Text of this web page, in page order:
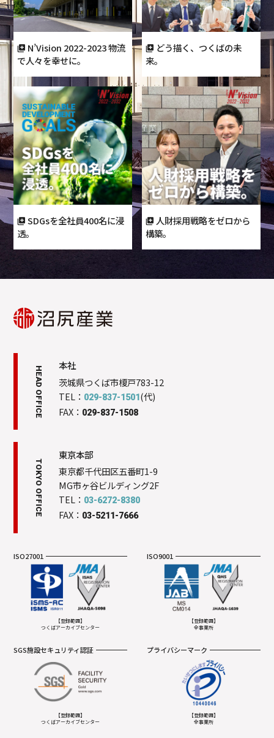
N’Vision 2022-2023 物流
で人々を幸せに。
どう描く、つくばの未
来。
SDGsを全社員400名に浸
透。
人財採用戦略をゼロから
構築。
HEAD OFFICE
本社
茨城県つくば市榎戸783-12
TEL： 029-837-1501(代)
FAX： 029-837-1508
TOKYO OFFICE
東京本部
東京都千代田区五番町1-9
MG市ヶ谷ビルディング2F
TEL： 03-6272-8380
FAX： 03-5211-7666
ISO27001
【登録範囲】
つくばアーカイブセンター
ISO9001
【登録範囲】
全事業所
SGS施設セキュリティ認証
【登録範囲】
つくばアーカイブセンター
プライバシーマーク
【登録範囲】
全事業所